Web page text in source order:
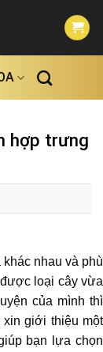
hợp trưng
nhau và phù
loại cây vừa
của mình thì
xin giới thiệu một
bạn lựa chọn